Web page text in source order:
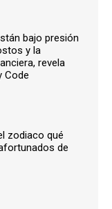
bajo presión
y la
revela
Code
zodiaco qué
de